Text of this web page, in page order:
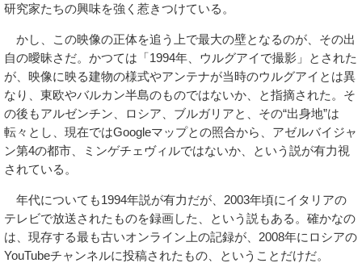
研究家たちの興味を強く惹きつけている。
かし、この映像の正体を追う上で最大の壁となるのが、その出
自の曖昧さだ。かつては「1994年、ウルグアイで撮影」とされた
が、映像に映る建物の様式やアンテナが当時のウルグアイとは異
なり、東欧やバルカン半島のものではないか、と指摘された。そ
の後もアルゼンチン、ロシア、ブルガリアと、その“出身地”は
転々とし、現在ではGoogleマップとの照合から、アゼルバイジャ
ン第4の都市、ミンゲチェヴィルではないか、という説が有力視
されている。
年代についても1994年説が有力だが、2003年頃にイタリアの
テレビで放送されたものを録画した、という説もある。確かなの
は、現存する最も古いオンライン上の記録が、2008年にロシアの
YouTubeチャンネルに投稿されたもの、ということだけだ。